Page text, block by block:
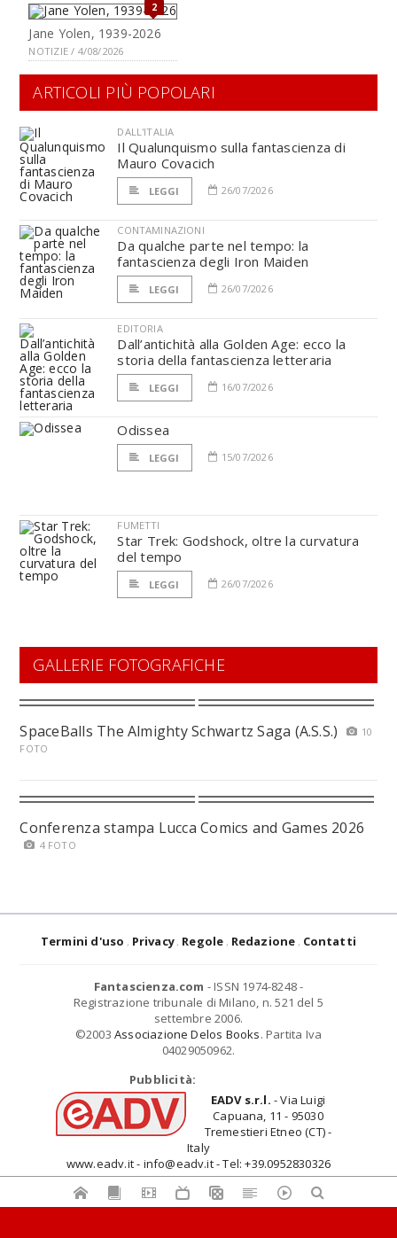
2
Jane Yolen, 1939-2026
NOTIZIE / 4/08/2026
ARTICOLI PIÙ POPOLARI
DALL'ITALIA
Il Qualunquismo sulla fantascienza di
Mauro Covacich
LEGGI 26/07/2026
CONTAMINAZIONI
Da qualche parte nel tempo: la
fantascienza degli Iron Maiden
LEGGI 26/07/2026
EDITORIA
Dall’antichità alla Golden Age: ecco la
storia della fantascienza letteraria
LEGGI 16/07/2026
Odissea
LEGGI 15/07/2026
FUMETTI
Star Trek: Godshock, oltre la curvatura
del tempo
LEGGI 26/07/2026
GALLERIE FOTOGRAFICHE
SpaceBalls The Almighty Schwartz Saga (A.S.S.)
10
FOTO
Conferenza stampa Lucca Comics and Games 2026
4 FOTO
Termini d'uso Privacy Regole Redazione Contatti
Fantascienza.com - ISSN 1974-8248 -
Registrazione tribunale di Milano, n. 521 del 5
settembre 2006.
©2003 Associazione Delos Books. Partita Iva
04029050962.
Pubblicità:
EADV s.r.l. - Via Luigi
Capuana, 11 - 95030
Tremestieri Etneo (CT) -
Italy
www.eadv.it - info@eadv.it - Tel: +39.0952830326